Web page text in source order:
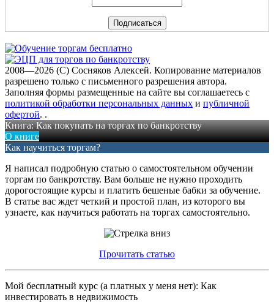
2008—2026 (C) Сосняков Алексей. Копирование материалов
разрешено только с письменного разрешения автора.
Заполняя формы размещенные на сайте вы соглашаетесь с
политикой обработки персональных данных и публичной
офертой. .
Книга: Как покупать на торгах по банкротству
О книге
Как научиться торгам?
Я написал подробную статью о самостоятельном обучении
торгам по банкротству. Вам больше не нужно проходить
дорогостоящие курсы и платить бешеные бабки за обучение.
В статье вас ждет четкий и простой план, из которого вы
узнаете, как научиться работать на торгах самостоятельно.
Прочитать статью
Мой бесплатный курс (а платных у меня нет): Как
инвестировать в недвижимость